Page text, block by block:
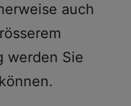
auch
werden Sie